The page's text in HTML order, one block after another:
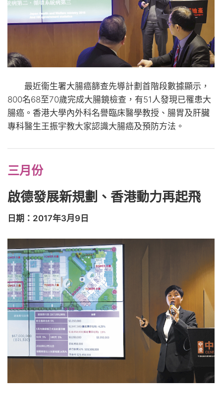
最近衞生署大腸癌篩查先導計劃首階段數據顯示，
800名68至70歲完成大腸鏡檢查，有51人發現已罹患大
腸癌。香港大學內外科名譽臨床醫學教授、腸胃及肝臟
專科醫生王振宇教大家認識大腸癌及預防方法。
三月份
啟德發展新規劃、香港動力再起飛
日期：2017年3月9日